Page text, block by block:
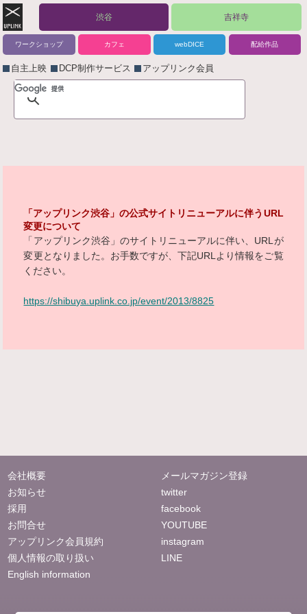
渋谷 吉祥寺
ワークショップ カフェ webDICE 配給作品
自主上映 DCP制作サービス アップリンク会員
「アップリンク渋谷」の公式サイトリニューアルに伴うURL
変更について
「アップリンク渋谷」のサイトリニューアルに伴い、URLが
変更となりました。お手数ですが、下記URLより情報をご覧
ください。
https://shibuya.uplink.co.jp/event/2013/8825
会社概要
お知らせ
採用
お問合せ
アップリンク会員規約
個人情報の取り扱い
English information
メールマガジン登録
twitter
facebook
YOUTUBE
instagram
LINE